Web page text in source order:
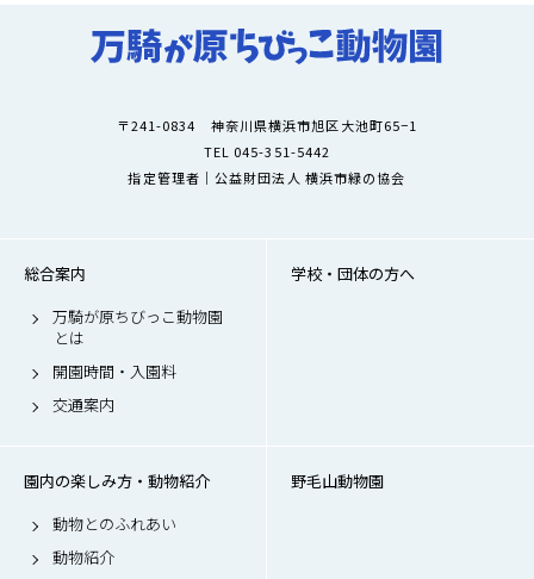
〒241-0834 神奈川県横浜市旭区大池町65−1
TEL 045-351-5442
指定管理者｜公益財団法人 横浜市緑の協会
総合案内
万騎が原ちびっこ動物園
とは
開園時間・入園料
交通案内
学校・団体の方へ
園内の楽しみ方・動物紹介
動物とのふれあい
動物紹介
野毛山動物園